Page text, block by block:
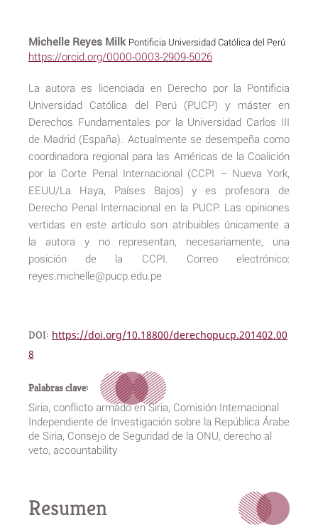
Michelle Reyes Milk Pontificia Universidad Católica del Perú
https://orcid.org/0000-0003-2909-5026
La autora es licenciada en Derecho por la Pontificia
Universidad Católica del Perú (PUCP) y máster en
Derechos Fundamentales por la Universidad Carlos III
de Madrid (España). Actualmente se desempeña como
coordinadora regional para las Américas de la Coalición
por la Corte Penal Internacional (CCPI – Nueva York,
EEUU/La Haya, Países Bajos) y es profesora de
Derecho Penal Internacional en la PUCP. Las opiniones
vertidas en este artículo son atribuibles únicamente a
la autora y no representan, necesariamente, una
posición de la CCPI. Correo electrónico:
reyes.michelle@pucp.edu.pe
DOI: https://doi.org/10.18800/derechopucp.201402.00
8
Palabras clave:
Siria, conflicto armado en Siria, Comisión Internacional
Independiente de Investigación sobre la República Árabe
de Siria, Consejo de Seguridad de la ONU, derecho al
veto, accountability
Resumen